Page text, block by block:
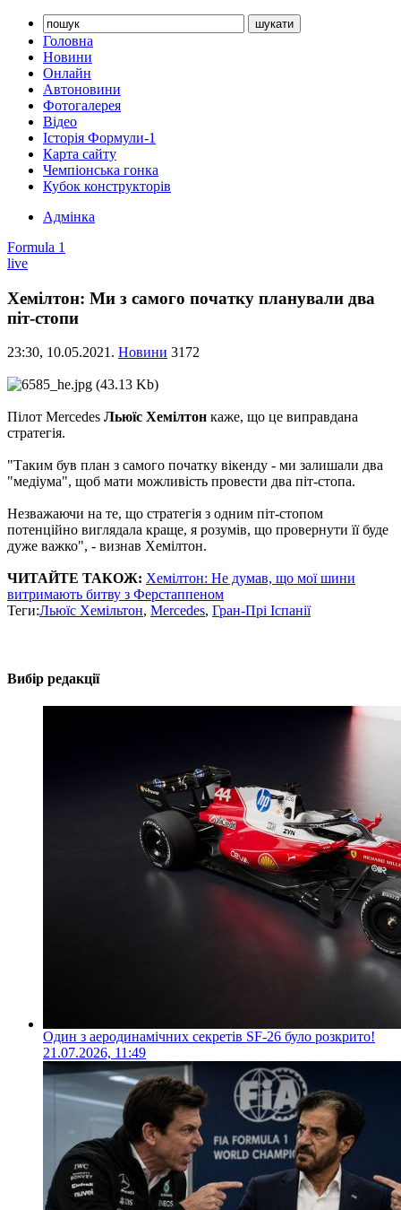
Головна
Новини
Онлайн
Автоновини
Фотогалерея
Відео
Історія Формули-1
Карта сайту
Чемпіонська гонка
Кубок конструкторів
Адмінка
Formula 1
live
Хемілтон: Ми з самого початку планували два
піт-стопи
23:30, 10.05.2021. Новини 3172
Пілот Mercedes Льюїс Хемілтон каже, що це виправдана
стратегія.
"Таким був план з самого початку вікенду - ми залишали два
"медіума", щоб мати можливість провести два піт-стопа.
Незважаючи на те, що стратегія з одним піт-стопом
потенційно виглядала краще, я розумів, що провернути її буде
дуже важко", - визнав Хемілтон.
ЧИТАЙТЕ ТАКОЖ: Хемілтон: Не думав, що мої шини
витримають битву з Ферстаппеном
Теги:Льюїс Хемільтон, Mercedes, Гран-Прі Іспанії
Вибір редакції
Один з аеродинамічних секретів SF-26 було розкрито!
21.07.2026, 11:49